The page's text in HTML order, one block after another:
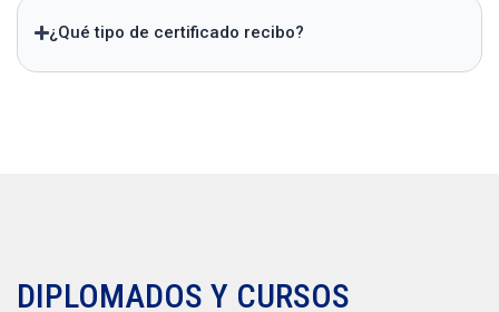
¿Qué tipo de certificado recibo?
DIPLOMADOS Y CURSOS